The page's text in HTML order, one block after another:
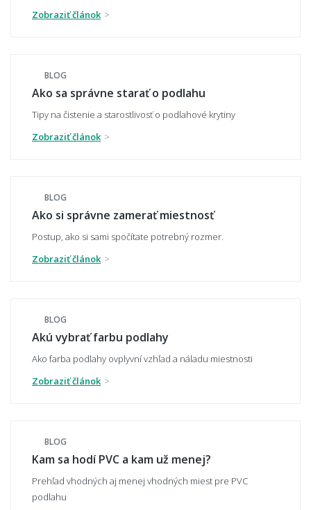
záťažovej triedy?
Aká hrubá by mala PVC podlaha byť?
Je PVC odolné voči vode?
Vybledne PVC podlaha na slnku?
📏 Rozmery, rezanie a pokládka
Ako sa PVC podlaha objednáva a reže na
mieru?
Aké široké rolky PVC ponúkate?
Zobraziť článok
BLOG
Ako sa správne starať o podlahu
Tipy na čistenie a starostlivosť o podlahové krytiny
Zobraziť článok
BLOG
Ako si správne zamerať miestnosť
Postup, ako si sami spočítate potrebný rozmer.
Zobraziť článok
BLOG
Akú vybrať farbu podlahy
Ako farba podlahy ovplyvní vzhľad a náladu miestnosti
Zobraziť článok
BLOG
Kam sa hodí PVC a kam už menej?
Prehľad vhodných aj menej vhodných miest pre PVC
podlahu